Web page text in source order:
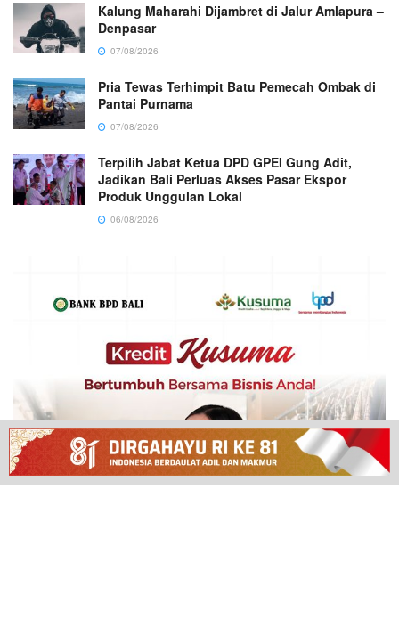
Kalung Maharahi Dijambret di Jalur Amlapura –
Denpasar
07/08/2026
Pria Tewas Terhimpit Batu Pemecah Ombak di
Pantai Purnama
07/08/2026
Terpilih Jabat Ketua DPD GPEI Gung Adit,
Jadikan Bali Perluas Akses Pasar Ekspor
Produk Unggulan Lokal
06/08/2026